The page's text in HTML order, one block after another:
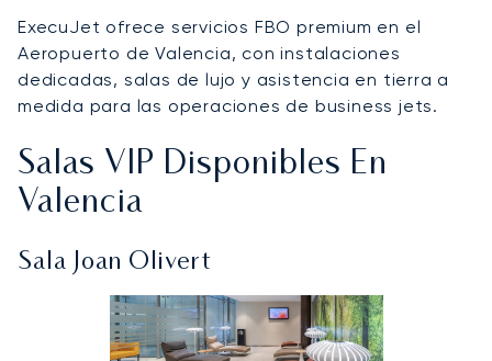
ExecuJet ofrece servicios FBO premium en el
Aeropuerto de Valencia, con instalaciones
dedicadas, salas de lujo y asistencia en tierra a
medida para las operaciones de business jets.
Salas VIP Disponibles En
Valencia
Sala Joan Olivert